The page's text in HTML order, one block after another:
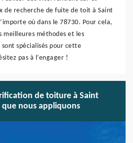
de recherche de fuite de toit à Saint
où dans le 78730. Pour cela,
méthodes et les
spécialisés pour cette
pas à l’engager !
de toiture à Saint
que nous appliquons